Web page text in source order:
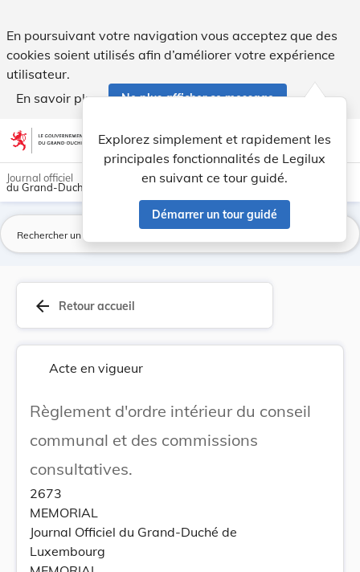
En poursuivant votre navigation vous acceptez que des
cookies soient utilisés afin d’améliorer votre expérience
utilisateur.
En savoir plus
Ne plus afficher ce message
Aller au contenu account_circle help Aide
Explorez simplement et rapidement les
principales fonctionnalités de Legilux
en suivant ce tour guidé.
Démarrer un tour guidé
light_mode dark_mode
Journal officiel
du Grand-Duché de Luxembourg
arrow_back Retour accueil
Acte en vigueur
Règlement d'ordre intérieur du conseil
communal et des commissions
consultatives.
2673
MEMORIAL
Journal Officiel du Grand-Duché de
Luxembourg